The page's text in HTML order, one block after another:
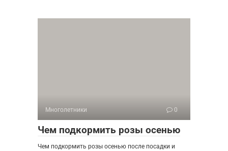
Многолетники 0
Чем подкормить розы осенью
Чем подкормить розы осенью после посадки и